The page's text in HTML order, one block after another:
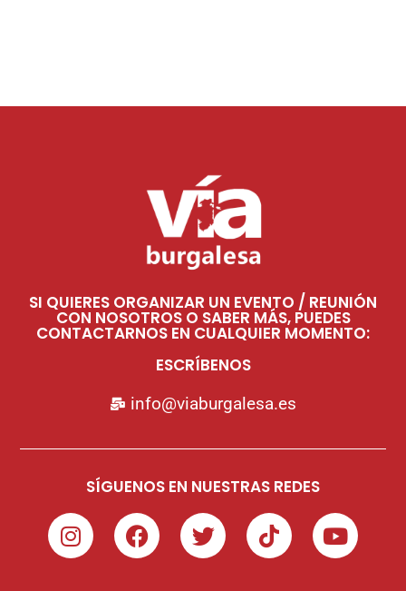
SI QUIERES ORGANIZAR UN EVENTO / REUNIÓN
CON NOSOTROS O SABER MÁS, PUEDES
CONTACTARNOS EN CUALQUIER MOMENTO:
ESCRÍBENOS
info@viaburgalesa.es
SÍGUENOS EN NUESTRAS REDES